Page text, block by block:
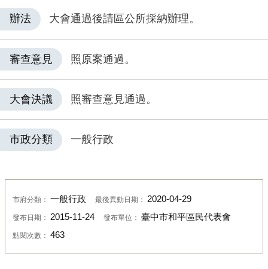
辦法 大會通過後請區公所採納辦理。
審查意見 照原案通過。
大會決議 照審查意見通過。
市政分類 一般行政
市府分類： 一般行政 最後異動日期： 2020-04-29
發布日期： 2015-11-24 發布單位： 臺中市和平區民代表會
點閱次數： 463